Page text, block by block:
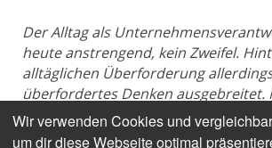
Der Alltag als
heute anstrengend, kein Zweifel.
alltäglichen Überforderung
überfordertes Denken ausgebreitet.
wehrt dieses überforderte Denken
darauf ausgerichtet ist, den Status
Wir verwenden Cookies und
um dir diese Webseite optimal